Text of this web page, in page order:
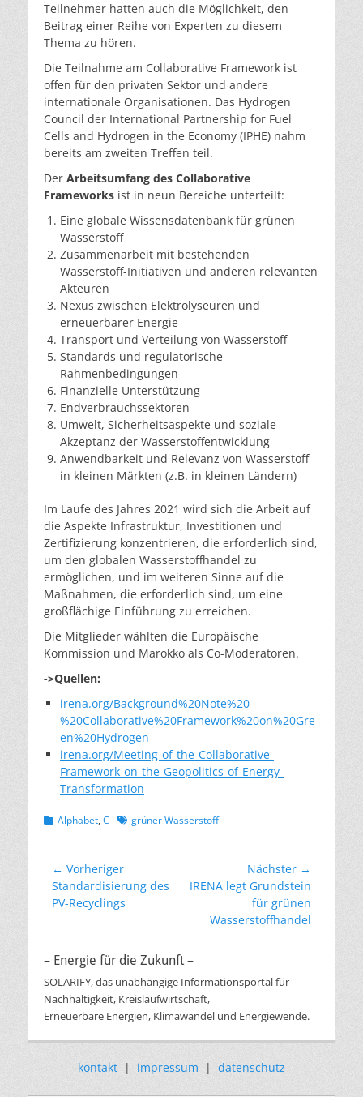
Teilnehmer hatten auch die Möglichkeit, den
Beitrag einer Reihe von Experten zu diesem
Thema zu hören.
Die Teilnahme am Collaborative Framework ist
offen für den privaten Sektor und andere
internationale Organisationen. Das Hydrogen
Council der International Partnership for Fuel
Cells and Hydrogen in the Economy (IPHE) nahm
bereits am zweiten Treffen teil.
Der Arbeitsumfang des Collaborative
Frameworks ist in neun Bereiche unterteilt:
Eine globale Wissensdatenbank für grünen
Wasserstoff
Zusammenarbeit mit bestehenden
Wasserstoff-Initiativen und anderen relevanten
Akteuren
Nexus zwischen Elektrolyseuren und
erneuerbarer Energie
Transport und Verteilung von Wasserstoff
Standards und regulatorische
Rahmenbedingungen
Finanzielle Unterstützung
Endverbrauchssektoren
Umwelt, Sicherheitsaspekte und soziale
Akzeptanz der Wasserstoffentwicklung
Anwendbarkeit und Relevanz von Wasserstoff
in kleinen Märkten (z.B. in kleinen Ländern)
Im Laufe des Jahres 2021 wird sich die Arbeit auf
die Aspekte Infrastruktur, Investitionen und
Zertifizierung konzentrieren, die erforderlich sind,
um den globalen Wasserstoffhandel zu
ermöglichen, und im weiteren Sinne auf die
Maßnahmen, die erforderlich sind, um eine
großflächige Einführung zu erreichen.
Die Mitglieder wählten die Europäische
Kommission und Marokko als Co-Moderatoren.
->Quellen:
irena.org/Background%20Note%20-
%20Collaborative%20Framework%20on%20Gre
en%20Hydrogen
irena.org/Meeting-of-the-Collaborative-
Framework-on-the-Geopolitics-of-Energy-
Transformation
Kategorien
Alphabet, C Schlagworte
grüner Wasserstoff
Beitragsnavigation
← Vorheriger
Vorheriger
Beitrag:
Standardisierung des
PV-Recyclings
Nächster →
Nächster
IRENA legt Grundstein
für grünen
Wasserstoffhandel
– Energie für die Zukunft –
SOLARIFY, das unabhängige Informationsportal für
Nachhaltigkeit, Kreislaufwirtschaft,
Erneuerbare Energien, Klimawandel und Energiewende.
kontakt | impressum | datenschutz